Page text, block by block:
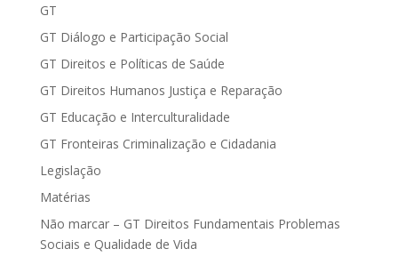
GT
GT Diálogo e Participação Social
GT Direitos e Políticas de Saúde
GT Direitos Humanos Justiça e Reparação
GT Educação e Interculturalidade
GT Fronteiras Criminalização e Cidadania
Legislação
Matérias
Não marcar – GT Direitos Fundamentais Problemas
Sociais e Qualidade de Vida